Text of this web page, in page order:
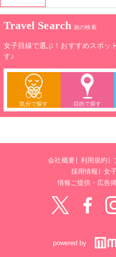
間」の極彩色の欄間や
な色壁など、豊かな彩
Travel Search 旅の検索
女子目線で選ぶ！おすすめスポッ
す♪
気分で探す 目的で探す
会社概要 利用規約
採用情報
女
情報ご提供・広告
powered by